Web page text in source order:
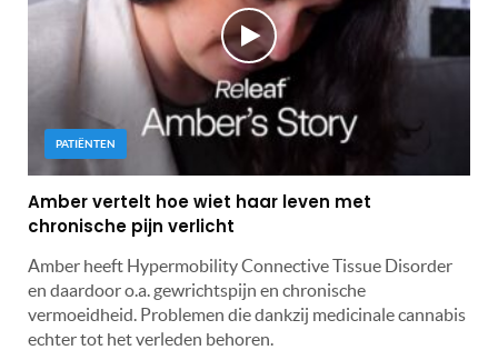
PATIËNTEN
Amber vertelt hoe wiet haar leven met
chronische pijn verlicht
Amber heeft Hypermobility Connective Tissue Disorder
en daardoor o.a. gewrichtspijn en chronische
vermoeidheid. Problemen die dankzij medicinale cannabis
echter tot het verleden behoren.